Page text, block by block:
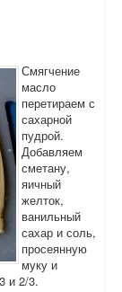
Смягчение
масло
перетираем с
сахарной
пудрой.
Добавляем
сметану,
яичный
желток,
ванильный
сахар и соль,
просеянную
муку и
и 2/3.